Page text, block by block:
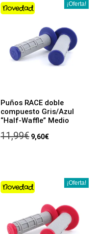
¡Oferta!
Novedad
Puños RACE doble
compuesto Gris/Azul
“Half-Waffle” Medio
11,99€ 9,60€
¡Oferta!
Novedad